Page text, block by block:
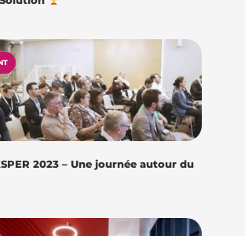
2023 – Une journée autour du